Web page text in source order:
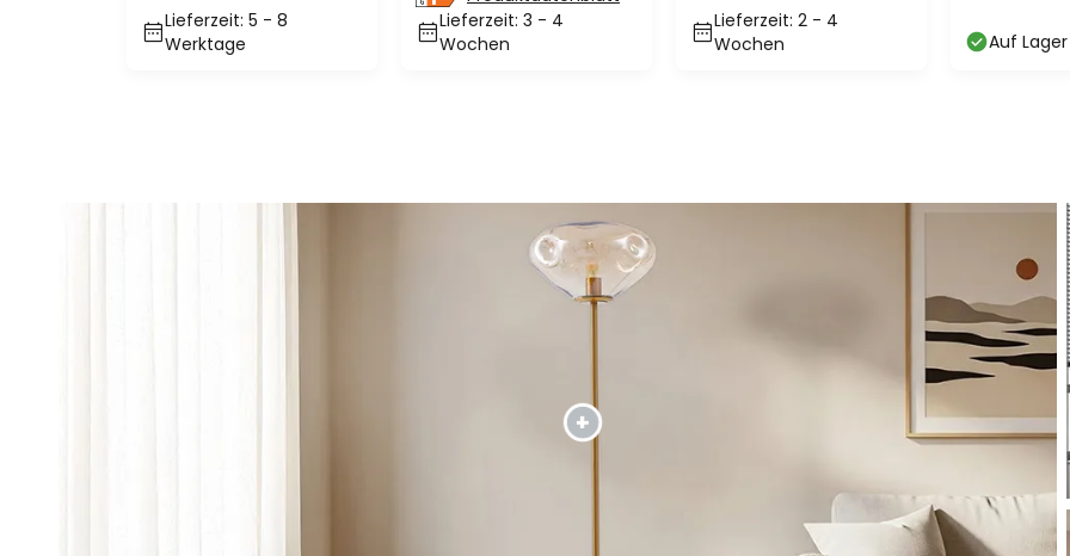
Lieferzeit: 5 - 8
Werktage
Lieferzeit: 3 - 4
Wochen
Lieferzeit: 2 - 4
Wochen
Höhe 21 cm
Auf Lager